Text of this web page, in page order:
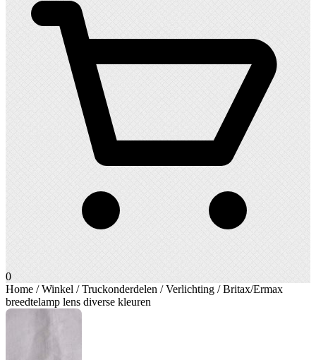
0
Home /Winkel /Truckonderdelen /Verlichting / Britax/Ermax
breedtelamp lens diverse kleuren